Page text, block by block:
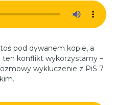
pod dywanem kopie, a
ten konflikt wykorzystamy –
wykluczenie z PiS 7